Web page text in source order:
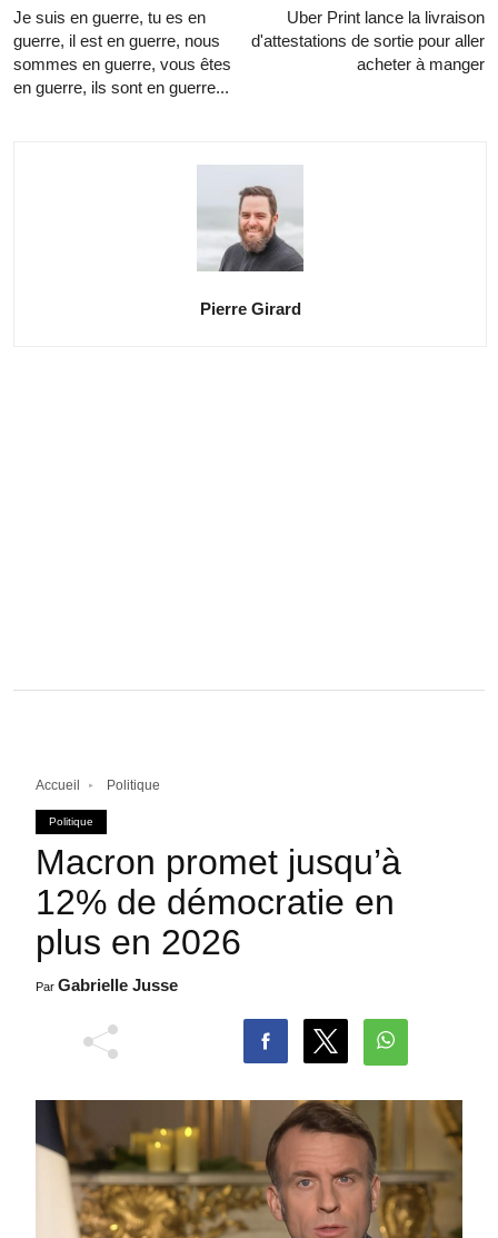
Je suis en guerre, tu es en
guerre, il est en guerre, nous
sommes en guerre, vous êtes
en guerre, ils sont en guerre...
Uber Print lance la livraison
d'attestations de sortie pour aller
acheter à manger
Pierre Girard